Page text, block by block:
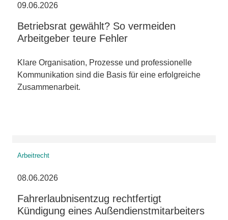
09.06.2026
Betriebsrat gewählt? So vermeiden
Arbeitgeber teure Fehler
Klare Organisation, Prozesse und professionelle
Kommunikation sind die Basis für eine erfolgreiche
Zusammenarbeit.
Arbeitrecht
08.06.2026
Fahrerlaubnisentzug rechtfertigt
Kündigung eines Außendienstmitarbeiters